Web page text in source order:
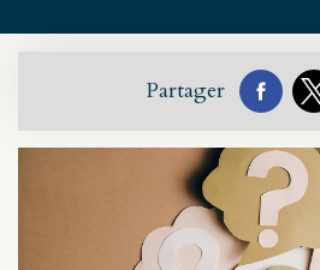
Partager